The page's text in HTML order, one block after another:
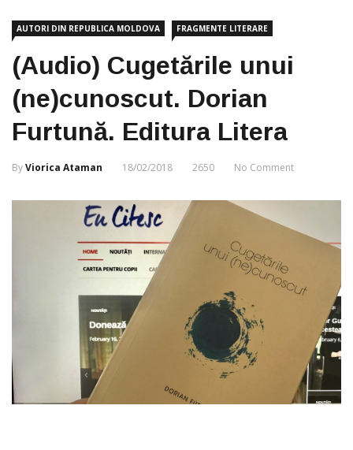
AUTORI DIN REPUBLICA MOLDOVA FRAGMENTE LITERARE
(Audio) Cugetările unui
(ne)cunoscut. Dorian
Furtună. Editura Litera
ByViorica Ataman 18/02/2018 2650 No Comment